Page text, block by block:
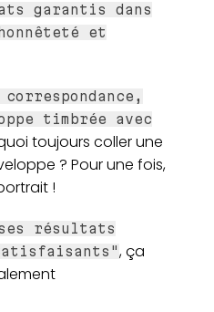
garantis dans
et
timbrée avec
toujours coller une
? Pour une fois,
!
résultats
, ça